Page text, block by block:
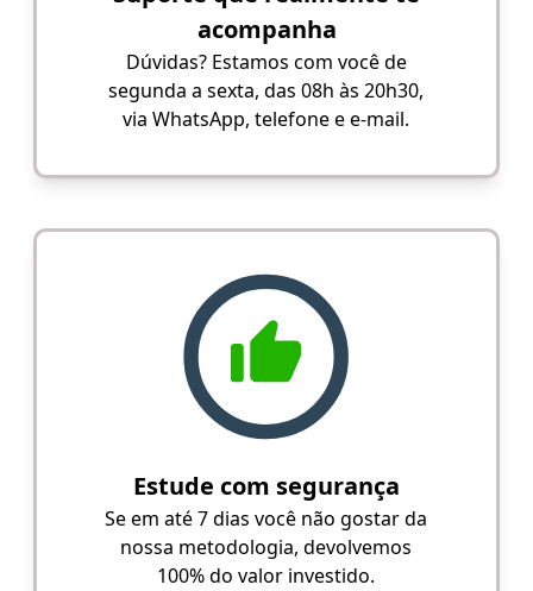
acompanha
Dúvidas? Estamos com você de
segunda a sexta, das 08h às 20h30,
via WhatsApp, telefone e e-mail.
Estude com segurança
Se em até 7 dias você não gostar da
nossa metodologia, devolvemos
100% do valor investido.